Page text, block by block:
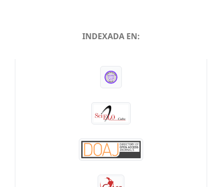
INDEXADA EN: